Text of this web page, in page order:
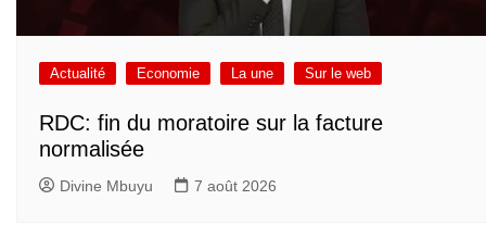
Actualité Economie La une Sur le web
RDC: fin du moratoire sur la facture
normalisée
Divine Mbuyu 7 août 2026